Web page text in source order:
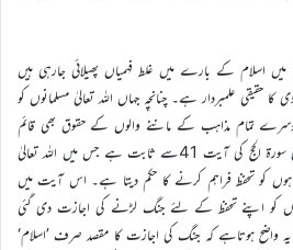
میں اسلام کے بارے میں غلط فہمیاں پھیلائی جارہی ہیں
حقیقی علمبردار ہے۔ چنانچہ جہاں اللہ تعالیٰ مسلمانوں کو
تمام مذاہب کے ماننے والوں کے حقوق بھی قائم
فرماتا ہے۔ اور یہ بات قرآن کریم کی سورۃ الحج کی آیت 41سے ثابت ہے جس میں اللہ تعالیٰ
کو تحفظ فراہم کرنے کا حکم دیتا ہے۔ اس آیت میں
کو اپنے تحفظ کے لئے جنگ لڑنے کی اجازت دی گئی
ہوتاہے کہ جنگ کی اجازت کا مقصد صرف ’اسلام‘